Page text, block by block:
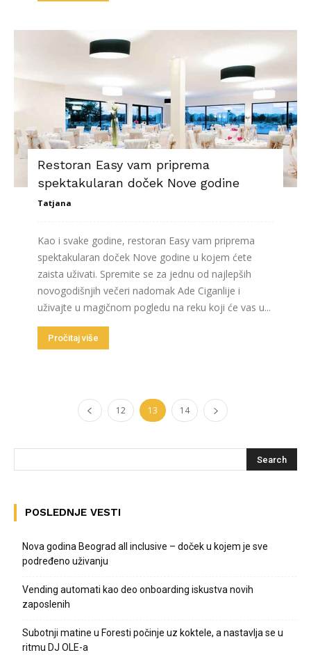
Restoran Easy vam priprema
spektakularan doček Nove godine
Tatjana
Kao i svake godine, restoran Easy vam priprema
spektakularan doček Nove godine u kojem ćete
zaista uživati. Spremite se za jednu od najlepših
novogodišnjih večeri nadomak Ade Ciganlije i
uživajte u magičnom pogledu na reku koji će vas u...
Pročitaj više
12 13 14
POSLEDNJE VESTI
Nova godina Beograd all inclusive – doček u kojem je sve
podređeno uživanju
Vending automati kao deo onboarding iskustva novih
zaposlenih
Subotnji matine u Foresti počinje uz koktele, a nastavlja se u
ritmu DJ OLE-a